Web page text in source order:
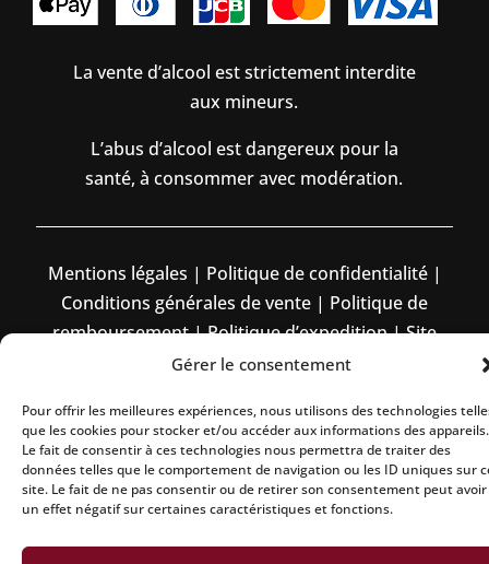
Gérer le consentement
Pour offrir les meilleures expériences, nous utilisons des technologies
que les cookies pour stocker et/ou accéder aux informations des appareils.
Le fait de consentir à ces technologies nous permettra de traiter des
données telles que le comportement de navigation ou les ID uniques sur
site. Le fait de ne pas consentir ou de retirer son consentement peut avoir
un effet négatif sur certaines caractéristiques et fonctions.
La vente d’alcool est strictement interdite
aux mineurs.
L’abus d’alcool est dangereux pour la
santé, à consommer avec modération.
Mentions légales | Politique de confidentialité|
Conditions générales de vente | Politique de
remboursement|Politique d’expedition|Site
réalisé par Aline CONSALVO| Netcreative